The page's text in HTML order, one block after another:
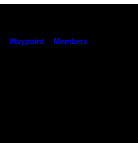
Waypoint Members